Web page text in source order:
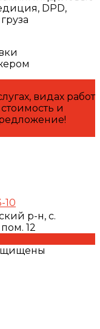
DPD,
видах работ
и
10
р-н, с.
12